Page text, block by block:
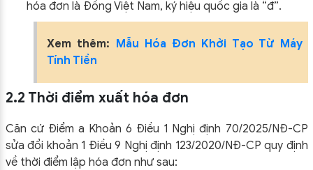
hóa đơn là Đồng Việt Nam, ký hiệu quốc gia là “đ”.
Xem thêm: Mẫu Hóa Đơn Khởi Tạo Từ Máy
Tính Tiền
2.2 Thời điểm xuất hóa đơn
Căn cứ Điểm a Khoản 6 Điều 1 Nghị định 70/2025/NĐ-CP
sửa đổi khoản 1 Điều 9 Nghị định 123/2020/NĐ-CP quy định
về thời điểm lập hóa đơn như sau: